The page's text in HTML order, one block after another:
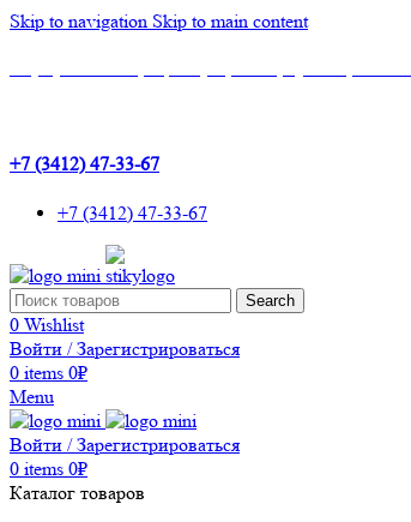
Skip to navigation Skip to main content
+7 (3412) 47-33-67
+7 (3412) 47-33-67
Search
0 Wishlist
Войти / Зарегистрироваться
0 items 0₽
Menu
Войти / Зарегистрироваться
0 items 0₽
Каталог товаров